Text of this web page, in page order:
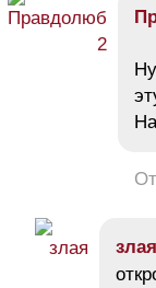
злая